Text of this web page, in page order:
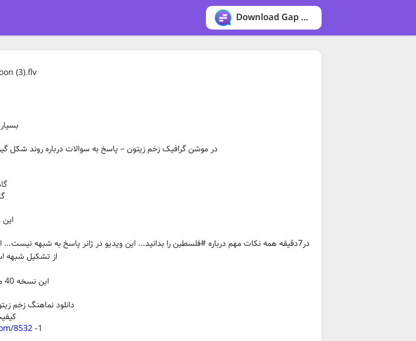
Download Gap messenger
(3).flv
در موشن گرافیک زخم زیتون – پاسخ به سوالات درباره روند شکل
در7دقیقه همه نکات مهم درباره #فلسطین را بدانید... این ویدیو در ژانر پاسخ به شبهه
از تشکیل شبهه
این نسخه 40 مگابایتی ویدیو است...
دانلود نماهنگ زخم
کیفیت
1-
8532